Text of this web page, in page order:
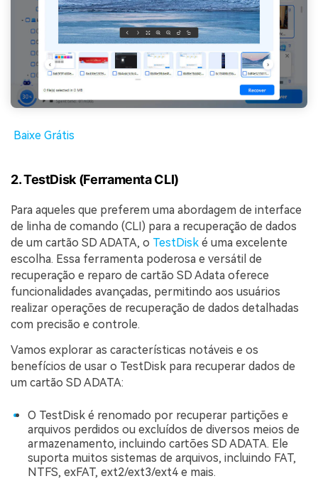
Baixe Grátis
2. TestDisk (Ferramenta CLI)
Para aqueles que preferem uma abordagem de interface
de linha de comando (CLI) para a recuperação de dados
de um cartão SD ADATA, o TestDisk é uma excelente
escolha. Essa ferramenta poderosa e versátil de
recuperação e reparo de cartão SD Adata oferece
funcionalidades avançadas, permitindo aos usuários
realizar operações de recuperação de dados detalhadas
com precisão e controle.
Vamos explorar as características notáveis e os
benefícios de usar o TestDisk para recuperar dados de
um cartão SD ADATA:
O TestDisk é renomado por recuperar partições e
arquivos perdidos ou excluídos de diversos meios de
armazenamento, incluindo cartões SD ADATA. Ele
suporta muitos sistemas de arquivos, incluindo FAT,
NTFS, exFAT, ext2/ext3/ext4 e mais.